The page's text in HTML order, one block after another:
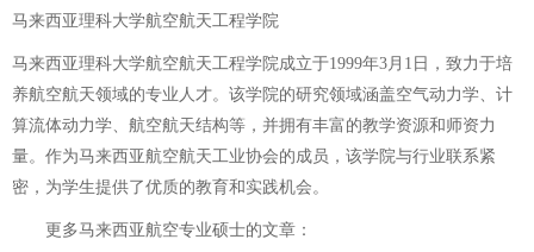
马来西亚理科大学航空航天工程学院
马来西亚理科大学航空航天工程学院成立于1999年3月1日，致力于培
养航空航天领域的专业人才。该学院的研究领域涵盖空气动力学、计
算流体动力学、航空航天结构等，并拥有丰富的教学资源和师资力
量。作为马来西亚航空航天工业协会的成员，该学院与行业联系紧
密，为学生提供了优质的教育和实践机会。
更多马来西亚航空专业硕士的文章：